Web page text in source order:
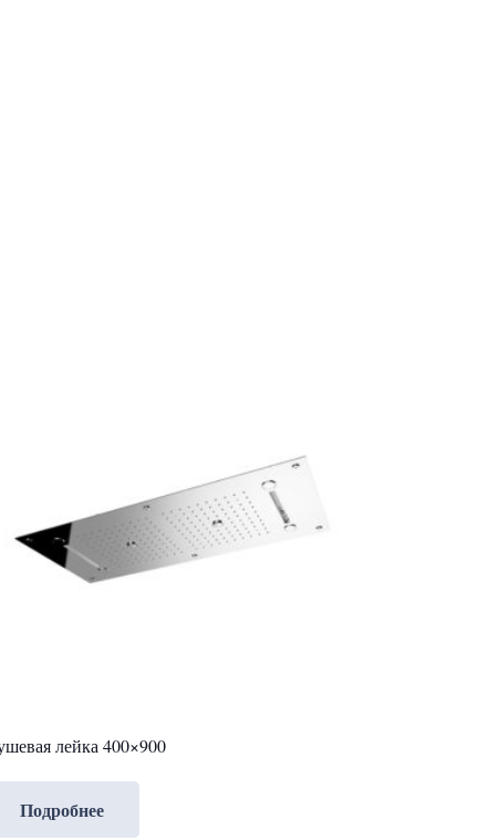
лейка 400×900
Подробнее